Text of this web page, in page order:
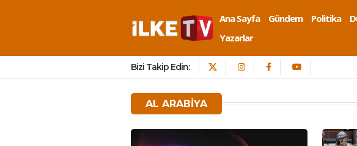
Ana Sayfa Gündem Politika
Yazarlar
Bizi Takip Edin:
AL ARABIYA